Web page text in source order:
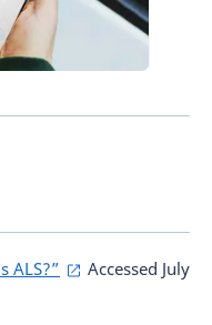
ALS?”
Accessed July